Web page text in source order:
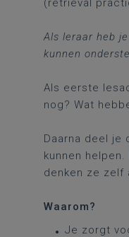
(retrieval
Als leraar heb
kunnen
Als eerste
nog? Wat
Daarna deel je
kunnen
denken ze zelf
Waarom?
Je zorgt